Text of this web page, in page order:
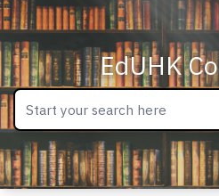
EdUHK